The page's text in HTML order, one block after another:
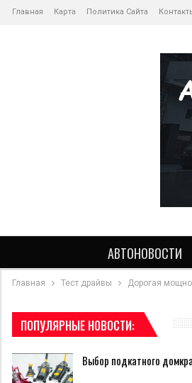
Главная Карта Политика Сайта
АВТОНОВОСТИ
Главная Тест драйвы Дорогая
ПОПУЛЯРНЫЕ НОВОСТИ:
Выбор подкатного